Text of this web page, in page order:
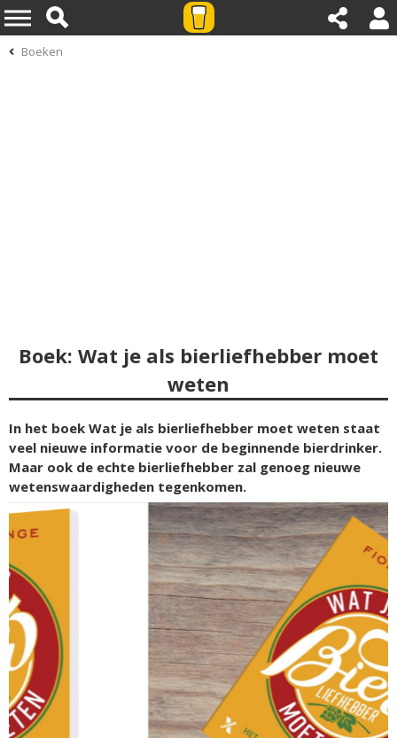
Boeken
Boek: Wat je als bierliefhebber moet
weten
In het boek Wat je als bierliefhebber moet weten staat
veel nieuwe informatie voor de beginnende bierdrinker.
Maar ook de echte bierliefhebber zal genoeg nieuwe
wetenswaardigheden tegenkomen.